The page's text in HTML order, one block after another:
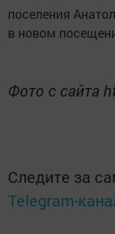
поселения
в новом
Фото с сайта
Следите за
Telegram-